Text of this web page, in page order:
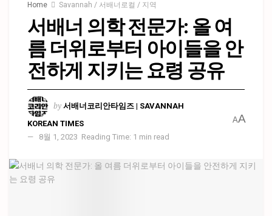
Home Savannah / 서배너로컬 / 지역
서배너 의학 전문가: 올 여
름 더위로부터 아이들을 안
전하게 지키는 요령 공유
by 서배너코리안타임즈 | SAVANNAH
KOREAN TIMES
8월 1, 2023 Reading Time: 1 min read
AA